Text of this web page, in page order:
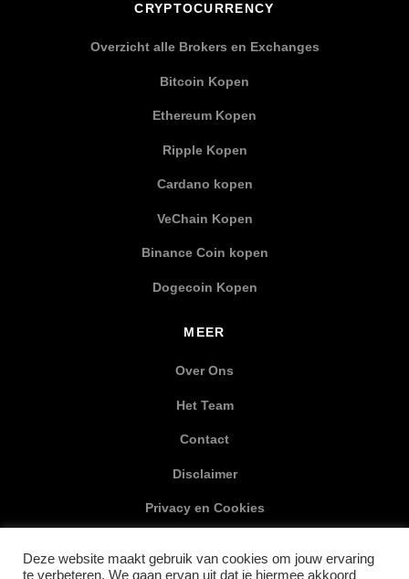
CRYPTOCURRENCY
Overzicht alle Brokers en Exchanges
Bitcoin Kopen
Ethereum Kopen
Ripple Kopen
Cardano kopen
VeChain Kopen
Binance Coin kopen
Dogecoin Kopen
MEER
Over Ons
Het Team
Contact
Disclaimer
Privacy en Cookies
Deze website maakt gebruik van cookies om jouw ervaring
te verbeteren. We gaan ervan uit dat je hiermee akkoord